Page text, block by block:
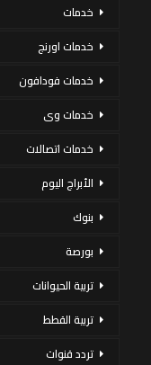
خدمات
خدمات اورنج
خدمات فودافون
خدمات وى
خدمات اتصالات
الأبراج اليوم
بنوك
بورصة
تربية الحيوانات
تربية القطط
تردد قنوات